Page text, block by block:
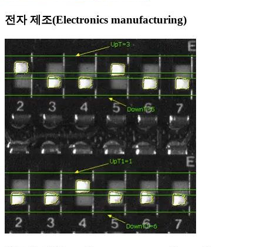
전자 제조(Electronics manufacturing)